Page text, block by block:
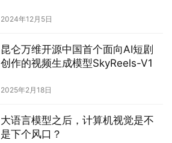
2024年12月5日
昆仑万维开源中国首个面向AI短剧
创作的视频生成模型SkyReels-V1
2025年2月18日
大语言模型之后，计算机视觉是不
是下个风口？